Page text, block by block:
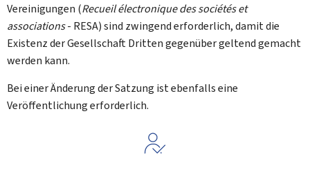
Vereinigungen (Recueil électronique des sociétés et
associations- RESA) sind zwingend erforderlich, damit die
Existenz der Gesellschaft Dritten gegenüber geltend gemacht
werden kann.
Bei einer Änderung der Satzung ist ebenfalls eine
Veröffentlichung erforderlich.